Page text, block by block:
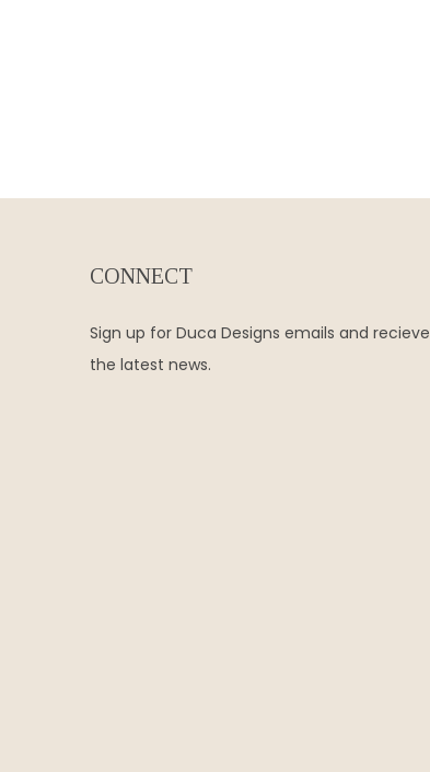
CONNECT
Sign up for Duca Designs emails and recieve
the latest news.